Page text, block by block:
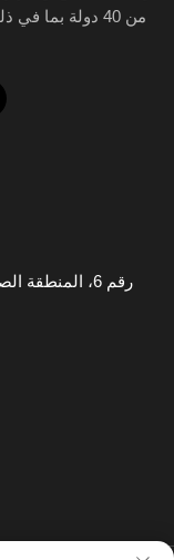
من 40 دولة بما
رقم 6،